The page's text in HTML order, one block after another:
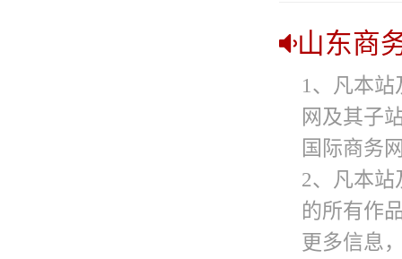
山东商
1、凡本
网及其子
国际商务
2、凡本站
的所有作
更多信息